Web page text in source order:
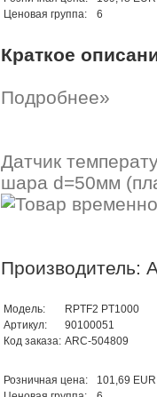
Ценовая группа:
6
Краткое
Подробнее»
Датчик
шара d=50мм
Производитель:
Модель:
RPTF2 PT1000
Артикул:
90100051
Код заказа: ARC-504809
Розничная цена:
101,69 EUR